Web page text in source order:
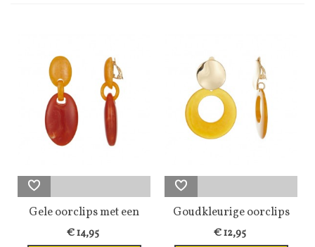
Gele oorclips met een
oranje hanger
€ 14,95
Goudkleurige oorclips
met oranje...
€ 12,95